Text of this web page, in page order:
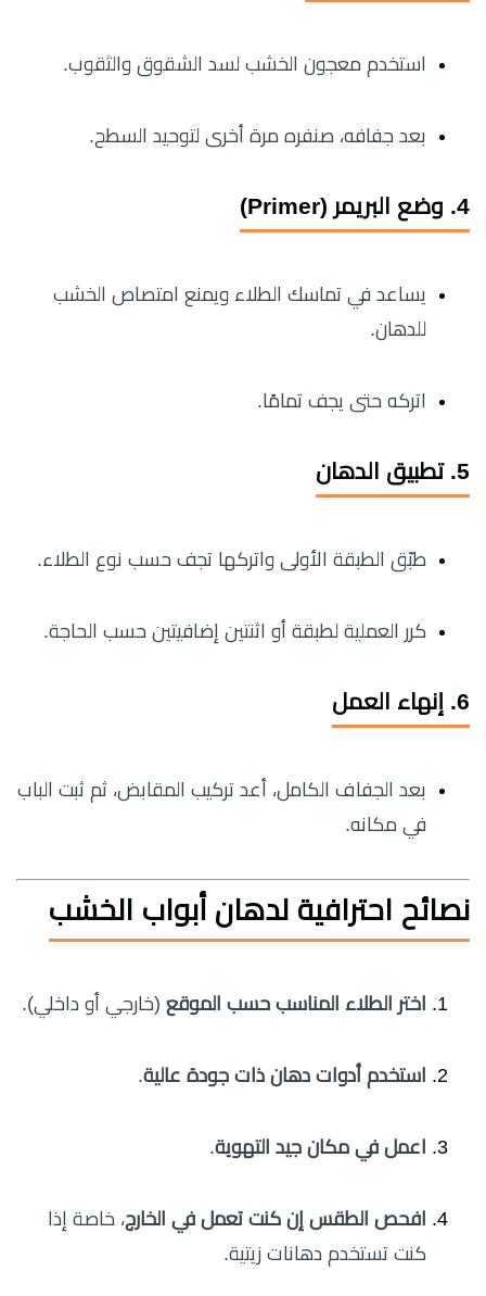
استخدم معجون الخشب لسد الشقوق والثقوب.
بعد جفافه، صنفره مرة أخرى لتوحيد السطح.
4. وضع البريمر (Primer)
يساعد في تماسك الطلاء ويمنع امتصاص الخشب
للدهان.
اتركه حتى يجف تمامًا.
5. تطبيق الدهان
طبّق الطبقة الأولى واتركها تجف حسب نوع الطلاء.
كرر العملية لطبقة أو اثنتين إضافيتين حسب الحاجة.
6. إنهاء العمل
بعد الجفاف الكامل، أعد تركيب المقابض، ثم ثبت الباب
في مكانه.
نصائح احترافية لدهان أبواب الخشب
اختر الطلاء المناسب حسب الموقع (خارجي أو داخلي).
استخدم أدوات دهان ذات جودة عالية.
اعمل في مكان جيد التهوية.
افحص الطقس إن كنت تعمل في الخارج، خاصة إذا
كنت تستخدم دهانات زيتية.